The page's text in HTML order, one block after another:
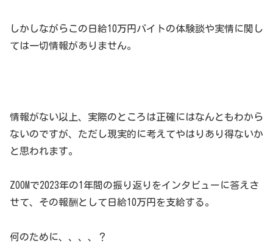
しかしながらこの日給10万円バイトの体験談や実情に関し
ては一切情報がありません。
情報がない以上、実際のところは正確にはなんともわから
ないのですが、ただし現実的に考えてやはりあり得ないか
と思われます。
ZOOMで2023年の1年間の振り返りをインタビューに答えさ
せて、その報酬として日給10万円を支給する。
何のために、、、、？